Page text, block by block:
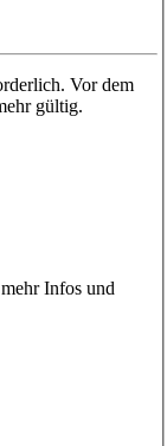
Vor dem
gültig.
mehr Infos und